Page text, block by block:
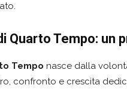
Quarto Tempo: un
Tempo nasce dalla
confronto e crescita